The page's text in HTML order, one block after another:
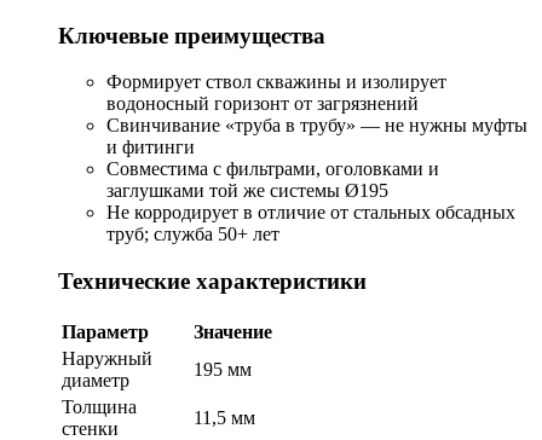
Ключевые преимущества
Формирует ствол скважины и изолирует
водоносный горизонт от загрязнений
Свинчивание «труба в трубу» — не нужны муфты
и фитинги
Совместима с фильтрами, оголовками и
заглушками той же системы Ø195
Не корродирует в отличие от стальных обсадных
труб; служба 50+ лет
Технические характеристики
Параметр
Значение
Наружный
диаметр
195 мм
Толщина
стенки
11,5 мм